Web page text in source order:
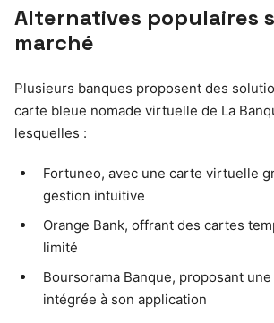
Alternatives populaires
marché
Plusieurs banques proposent des
carte bleue nomade virtuelle de La
lesquelles :
Fortuneo, avec une carte virtuelle
gestion intuitive
Orange Bank, offrant des cartes
limité
Boursorama Banque, proposant
intégrée à son application